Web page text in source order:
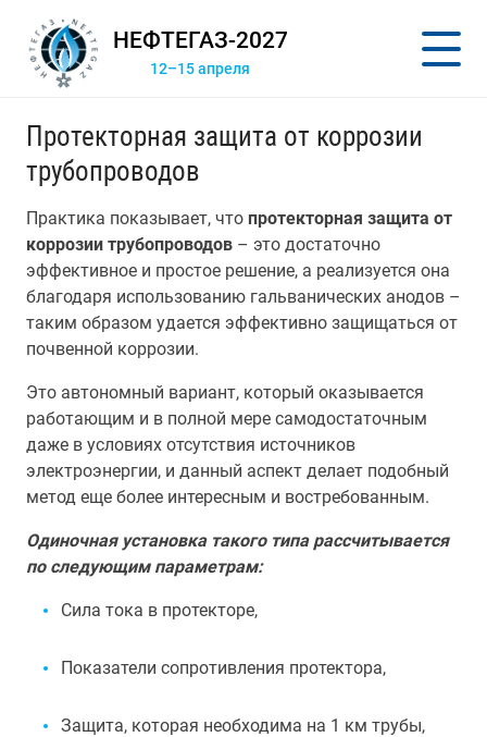
НЕФТЕГАЗ-2027
12–15 апреля
Протекторная защита от коррозии
трубопроводов
Практика показывает, что протекторная защита от
коррозии трубопроводов – это достаточно
эффективное и простое решение, а реализуется она
благодаря использованию гальванических анодов –
таким образом удается эффективно защищаться от
почвенной коррозии.
Это автономный вариант, который оказывается
работающим и в полной мере самодостаточным
даже в условиях отсутствия источников
электроэнергии, и данный аспект делает подобный
метод еще более интересным и востребованным.
Одиночная установка такого типа рассчитывается
по следующим параметрам:
Сила тока в протекторе,
Показатели сопротивления протектора,
Защита, которая необходима на 1 км трубы,